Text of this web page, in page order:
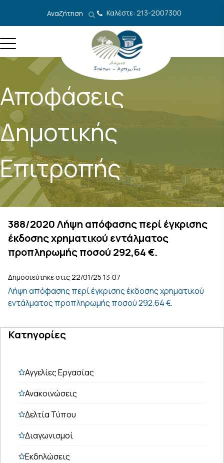
Αναζήτηση Καλέστε: 213-2007300
Αποφάσεις
Δημοτικής
Επιτροπής
388/2020 Λήψη απόφασης περί έγκρισης
έκδοσης χρηματικού εντάλματος
προπληρωμής ποσού 292,64 €.
Δημοσιεύτηκε στις 22/01/25 13:07
Λήψη απόφασης περί έγκρισης έκδοσης χρηματικού
εντάλματος προπληρωμής ποσού 292,64 €.
Κατηγορίες
Αγγελίες Εργασίας
Ανακοινώσεις
Δελτία Τύπου
Διαγωνισμοί
Εκδηλώσεις